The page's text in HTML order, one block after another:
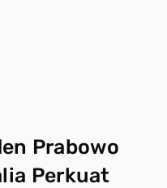
Prabowo
Perkuat